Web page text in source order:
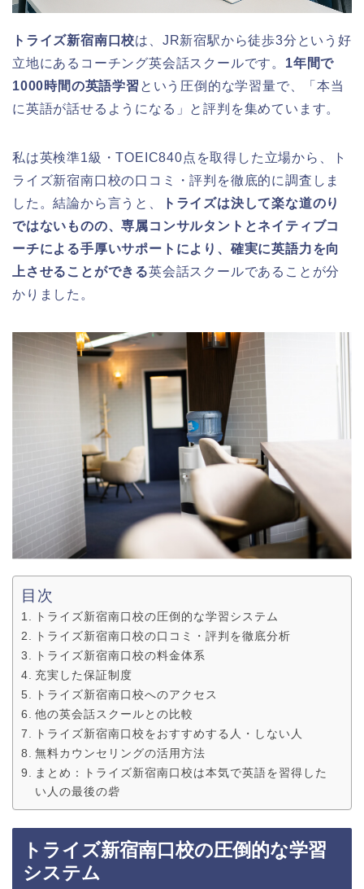
トライズ新宿南口校は、JR新宿駅から徒歩3分という好
立地にあるコーチング英会話スクールです。 1年間で
1000時間の英語学習 という圧倒的な学習量で、「本当
に英語が話せるようになる」と評判を集めています。
私は英検準1級・TOEIC840点を取得した立場から、ト
ライズ新宿南口校の口コミ・評判を徹底的に調査しま
した。結論から言うと、
トライズは決して楽な道のり
ではないものの、専属コンサルタントとネイティブコ
ーチによる手厚いサポートにより、確実に英語力を向
上させることができる英会話スクールであることが分
かりました。
目次
トライズ新宿南口校の圧倒的な学習システム
トライズ新宿南口校の口コミ・評判を徹底分析
トライズ新宿南口校の料金体系
充実した保証制度
トライズ新宿南口校へのアクセス
他の英会話スクールとの比較
トライズ新宿南口校をおすすめする人・しない人
無料カウンセリングの活用方法
まとめ：トライズ新宿南口校は本気で英語を習得した
い人の最後の砦
トライズ新宿南口校の圧倒的な学習
システム